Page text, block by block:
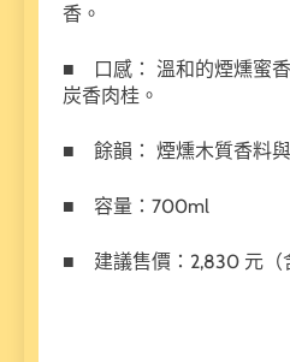
香。
■ 口感： 溫和的煙燻蜜香
炭香肉桂。
■ 餘韻： 煙燻木質香料與
■ 容量：700ml
■ 建議售價：2,830 元（